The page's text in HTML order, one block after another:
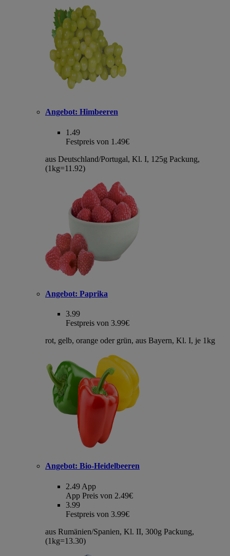
Angebot: Himbeeren
1.49
Festpreis von 1.49€
aus Deutschland/Portugal, Kl. I, 125g Packung,
(1kg=11.92)
Angebot: Paprika
3.99
Festpreis von 3.99€
rot, gelb, orange oder grün, aus Bayern, Kl. I, je 1kg
Angebot: Bio-Heidelbeeren
2.49 App
App Preis von 2.49€
3.99
Festpreis von 3.99€
aus Rumänien/Spanien, Kl. II, 300g Packung,
(1kg=13.30)